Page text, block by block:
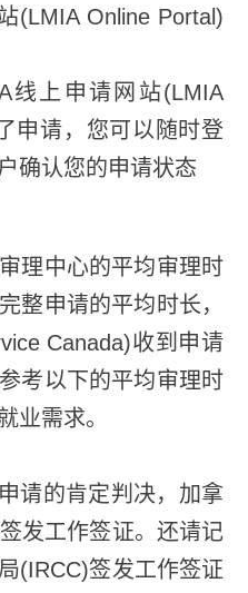
(LMIA Online Portal)
线上申请网站(LMIA
申请，您可以随时登
确认您的申请状态
理中心的平均审理时
整申请的平均时长，
Canada)收到申请
考以下的平均审理时
业需求。
请的肯定判决，加拿
发工作签证。还请记
(IRCC)签发工作签证